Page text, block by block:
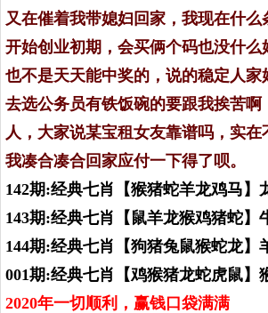
又在催着我带媳妇回家，我现在什么
开始创业初期，会买俩个码也没什么
也不是天天能中奖的，说的稳定人家
去选公务员有铁饭碗的要跟我挨苦啊
人，大家说某宝租女友靠谱吗，实
我凑合凑合回家应付一下得了呗。
142期:经典七肖【猴猪蛇羊龙鸡马】
143期:经典七肖【鼠羊龙猴鸡猪蛇】
144期:经典七肖【狗猪兔鼠猴蛇龙】
001期:经典七肖【鸡猴猪龙蛇虎鼠】
2020年一切顺利，赢钱口袋满满